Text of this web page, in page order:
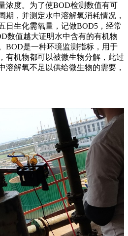
浓度。为了使BOD检测数值有可
期，并测定水中溶解氧消耗情况，
日生化需氧量，记做BOD5，经常
数值越大证明水中含有的有机物
BOD是一种环境监测指标，用于
有机物都可以被微生物分解，此过
溶解氧不足以供给微生物的需要，